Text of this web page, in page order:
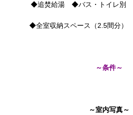
◆追焚給湯 ◆バス・トイレ別
◆全室収納スペース（2.5間分
～条件～
～室内写真～